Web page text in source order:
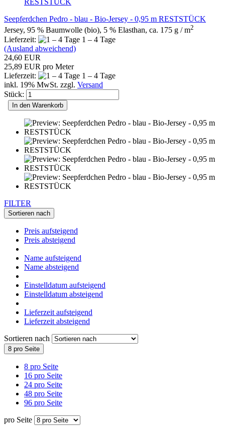
Seepferdchen Pedro - blau - Bio-Jersey - 0,95 m RESTSTÜCK
Jersey, 95 % Baumwolle (bio), 5 % Elasthan, ca. 175 g / m2
Lieferzeit:
1 – 4 Tage
(Ausland abweichend)
24,60 EUR
25,89 EUR pro Meter
Lieferzeit:
1 – 4 Tage
inkl. 19% MwSt. zzgl. Versand
Stück:
In den Warenkorb
FILTER
Sortieren nach
Preis aufsteigend
Preis absteigend
Name aufsteigend
Name absteigend
Einstelldatum aufsteigend
Einstelldatum absteigend
Lieferzeit aufsteigend
Lieferzeit absteigend
Sortieren nach
8 pro Seite
8 pro Seite
16 pro Seite
24 pro Seite
48 pro Seite
96 pro Seite
pro Seite